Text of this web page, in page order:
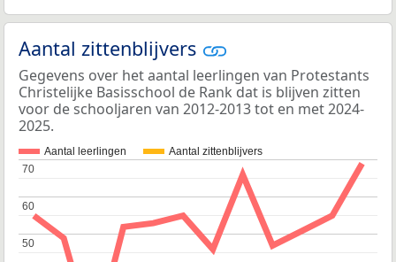
Aantal zittenblijvers
Gegevens over het aantal leerlingen van Protestants
Christelijke Basisschool de Rank dat is blijven zitten
voor de schooljaren van 2012-2013 tot en met 2024-
2025.
Aantal leerlingen Aantal zittenblijvers
50
50
60
60
70
70